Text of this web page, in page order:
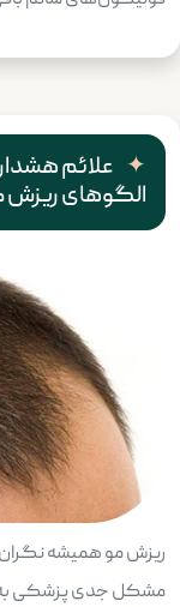
علائم
الگوهای ریزش
ریزش مو همیشه
مشکل جدی پزشکی